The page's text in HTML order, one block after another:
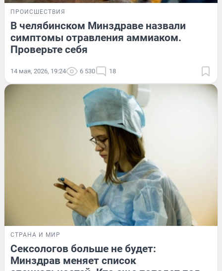
ПРОИСШЕСТВИЯ
В челябинском Минздраве назвали
симптомы отравления аммиаком.
Проверьте себя
14 мая, 2026, 19:24 6 530 18
СТРАНА И МИР
Сексологов больше не будет:
Минздрав меняет список